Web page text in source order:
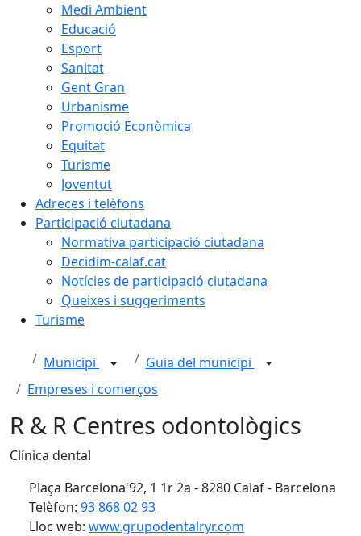
Medi Ambient
Educació
Esport
Sanitat
Gent Gran
Urbanisme
Promoció Econòmica
Equitat
Turisme
Joventut
Adreces i telèfons
Participació ciutadana
Normativa participació ciutadana
Decidim-calaf.cat
Notícies de participació ciutadana
Queixes i suggeriments
Turisme
Municipi
Guia del municipi
Empreses i comerços
R & R Centres odontològics
Clínica dental
Plaça Barcelona'92, 1 1r 2a - 8280 Calaf - Barcelona
Telèfon: 93 868 02 93
Lloc web: www.grupodentalryr.com